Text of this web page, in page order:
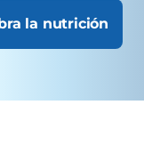
la nutrición